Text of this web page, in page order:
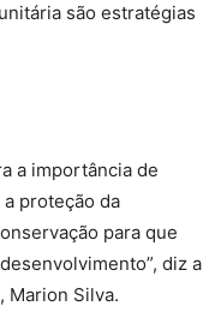
são estratégias
a importância de
proteção da
para que
diz a
Marion Silva.